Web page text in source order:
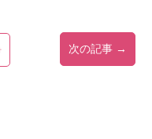
次の記事 →